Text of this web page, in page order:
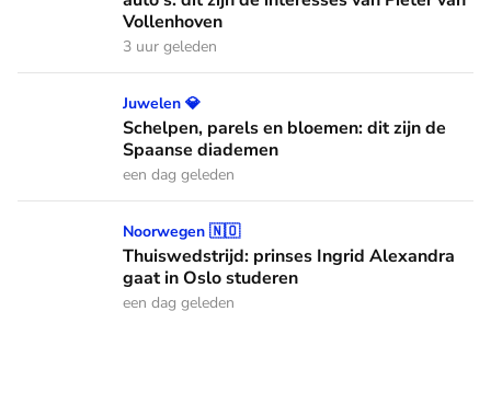
Vollenhoven
3 uur geleden
Schelpen, parels en bloemen: dit zijn de Spaanse diademen
Juwelen 💎
Schelpen, parels en bloemen: dit zijn de
Spaanse diademen
een dag geleden
Thuiswedstrijd: prinses Ingrid Alexandra gaat in Oslo
Noorwegen 🇳🇴
Thuiswedstrijd: prinses Ingrid Alexandra
gaat in Oslo studeren
een dag geleden